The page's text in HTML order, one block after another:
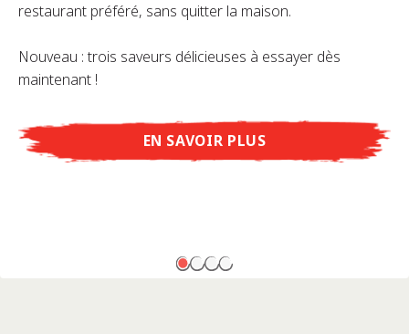
restaurant préféré, sans quitter la maison.
Nouveau : trois saveurs délicieuses à essayer dès
maintenant !
EN SAVOIR PLUS